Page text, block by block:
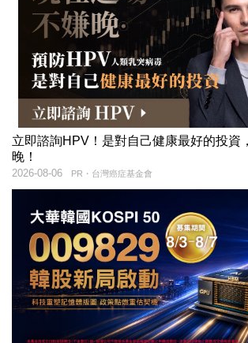
立即諮詢HPV！是對自己健康最好的投資
晚！
PR・台灣癌症基金會
2026-08-06